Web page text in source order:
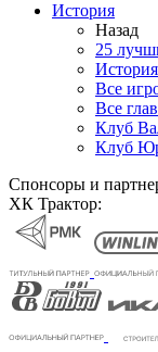
История
Назад
25
Все
Все
Клуб
Клуб
Спонсоры и
ХК Трактор: